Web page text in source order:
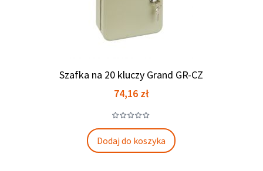
Szafka na 20 kluczy Grand GR-CZ
Cena
74,16 zł
Dodaj do koszyka